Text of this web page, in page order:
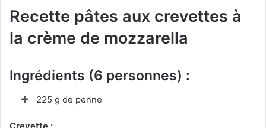
Recette pâtes aux crevettes à
la crème de mozzarella
Ingrédients (6 personnes) :
225 g de penne